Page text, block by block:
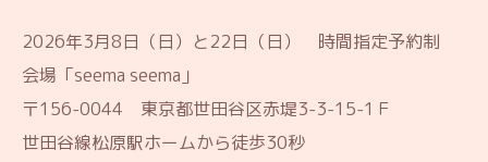
2026年3月8日（日）と22日（日） 時間指定予約制
会場「seema seema」
〒156-0044 東京都世田谷区赤堤3-3-15-1Ｆ
世田谷線松原駅ホームから徒歩30秒